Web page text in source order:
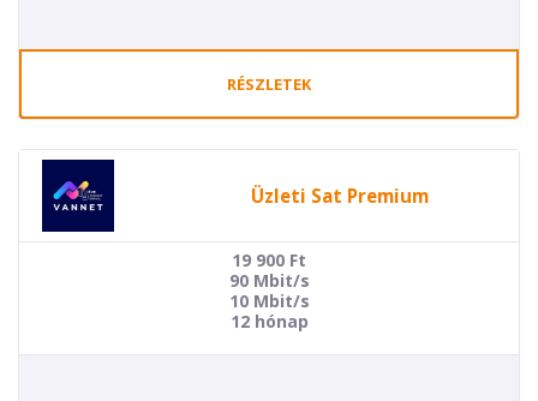
RÉSZLETEK
Üzleti Sat Premium
19 900 Ft
90 Mbit/s
10 Mbit/s
12 hónap